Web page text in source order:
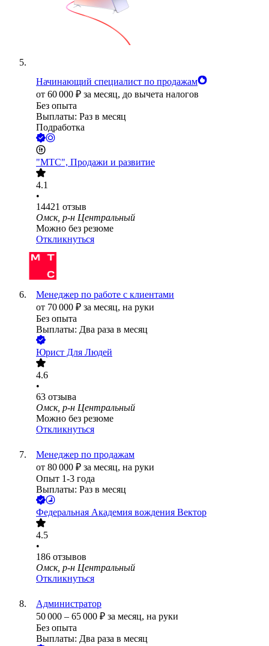
Начинающий специалист по продажам
от 60 000 ₽ за месяц, до вычета налогов
Без опыта
Выплаты: Раз в месяц
Подработка
"МТС", Продажи и развитие
4.1
•
14421 отзыв
Омск, р-н Центральный
Можно без резюме
Откликнуться
Менеджер по работе с клиентами
от 70 000 ₽ за месяц, на руки
Без опыта
Выплаты: Два раза в месяц
Юрист Для Людей
4.6
•
63 отзыва
Омск, р-н Центральный
Можно без резюме
Откликнуться
Менеджер по продажам
от 80 000 ₽ за месяц, на руки
Опыт 1-3 года
Выплаты: Раз в месяц
Федеральная Академия вождения Вектор
4.5
•
186 отзывов
Омск, р-н Центральный
Откликнуться
Администратор
50 000 – 65 000 ₽ за месяц, на руки
Без опыта
Выплаты: Два раза в месяц